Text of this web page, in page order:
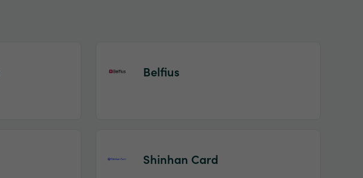
Belfius
Shinhan Card